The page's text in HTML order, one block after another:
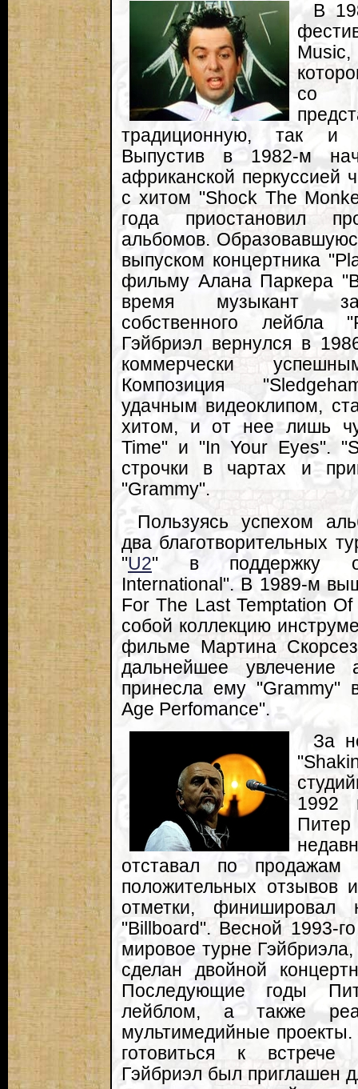
В
со
традиционную, так и
Выпустив в 1982-м
африканской перкуссией
с хитом "Shock The
года приостановил
альбомов.
выпуском концертника
фильму Алана Паркера
время музыкант
собственного лейбла
Гэйбриэл вернулся в
коммерчески
Композиция
удачным видеоклипом,
хитом, и от нее лишь
Time" и "In Your Eyes".
строчки в чартах и
"Grammy".
Пользуясь успехом
два благотворительных
"U2" в поддержку
International". В 1989-м
For The Last Temptation
собой коллекцию
фильме Мартина
дальнейшее увлечение
принесла ему "Grammy"
Age Perfomance".
За
1992
отставал по
положительных отзывов
отметки,
"Billboard". Весной 1993-
мировое турне
сделан двойной
Последующие годы
лейблом, а также
мультимедийные проекты.
готовиться к встрече
Гэйбриэл был приглашен